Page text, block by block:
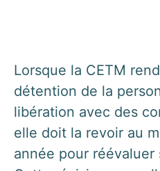
Lorsque la CETM
détention de la
libération avec des
elle doit la revoir au
année pour réévaluer